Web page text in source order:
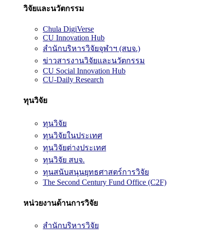
วิจัยและนวัตกรรม
Chula DigiVerse
CU Innovation Hub
สำนักบริหารวิจัยจุฬาฯ (สบจ.)
ข่าวสารงานวิจัยและนวัตกรรม
CU Social Innovation Hub
CU-Daily Research
ทุนวิจัย
ทุนวิจัย
ทุนวิจัยในประเทศ
ทุนวิจัยต่างประเทศ
ทุนวิจัย สบจ.
ทุนสนับสนุนยุทธศาสตร์การวิจัย
The Second Century Fund Office (C2F)
หน่วยงานด้านการวิจัย
สำนักบริหารวิจัย